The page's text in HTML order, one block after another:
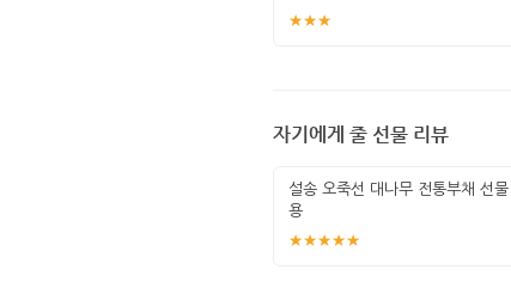
★★★
자기에게 줄 선물 리뷰
설송 오죽선 대나무 전통부채 선물
용
★★★★★